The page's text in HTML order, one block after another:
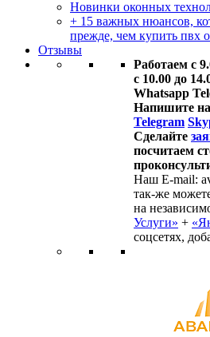
Новинки оконных
+ 15 важных нюансов,
прежде, чем купить пвх
Отзывы
Работаем с
с 10.00 до
Whatsapp
Напишите
Telegram
Сделайте
посчитаем
Наш E-mail:
так-же
на
Услуги» +
соцсетях,